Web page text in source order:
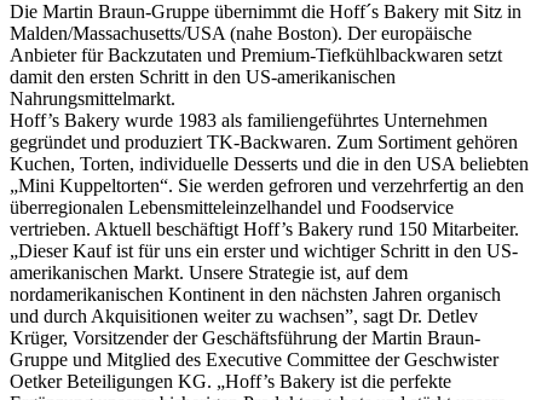
Die Martin Braun-Gruppe übernimmt die Hoff´s Bakery mit Sitz in
Malden/Massachusetts/USA (nahe Boston). Der europäische
Anbieter für Backzutaten und Premium-Tiefkühlbackwaren setzt
damit den ersten Schritt in den US-amerikanischen
Nahrungsmittelmarkt.
Hoff’s Bakery wurde 1983 als familiengeführtes Unternehmen
gegründet und produziert TK-Backwaren. Zum Sortiment gehören
Kuchen, Torten, individuelle Desserts und die in den USA beliebten
„Mini Kuppeltorten“. Sie werden gefroren und verzehrfertig an den
überregionalen Lebensmitteleinzelhandel und Foodservice
vertrieben. Aktuell beschäftigt Hoff’s Bakery rund 150 Mitarbeiter.
„Dieser Kauf ist für uns ein erster und wichtiger Schritt in den US-
amerikanischen Markt. Unsere Strategie ist, auf dem
nordamerikanischen Kontinent in den nächsten Jahren organisch
und durch Akquisitionen weiter zu wachsen”, sagt Dr. Detlev
Krüger, Vorsitzender der Geschäftsführung der Martin Braun-
Gruppe und Mitglied des Executive Committee der Geschwister
Oetker Beteiligungen KG. „Hoff’s Bakery ist die perfekte